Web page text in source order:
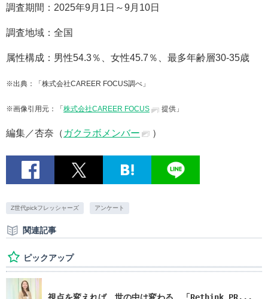
調査期間：2025年9月1日～9月10日
調査地域：全国
属性構成：男性54.3％、女性45.7％、最多年齢層30-35歳
※出典：「株式会社CAREER FOCUS調べ」
※画像引用元：「 株式会社CAREER FOCUS 提供」
編集／杏奈（ ガクラボメンバー ）
Z世代pickフレッシャーズ アンケート
関連記事
ピックアップ